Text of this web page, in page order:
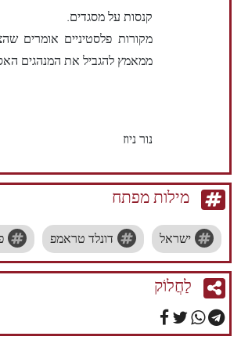
קנסות על מסגדים.
מקורות פלסטיניים אומרים
ממאמץ להגביל את המנהגים
נור ניוז
מילות מפתח
ישראל דונלד טראמפ
לַחֲלוֹק